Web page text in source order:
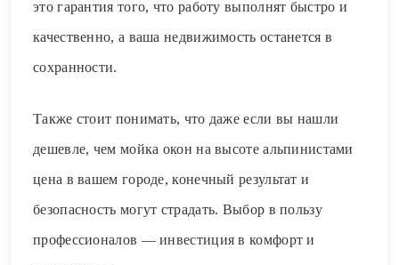
это гарантия того, что работу выполнят быстро и
качественно, а ваша недвижимость останется в
сохранности.
Также стоит понимать, что даже если вы нашли
дешевле, чем мойка окон на высоте альпинистами
цена в вашем городе, конечный результат и
безопасность могут страдать. Выбор в пользу
профессионалов — инвестиция в комфорт и